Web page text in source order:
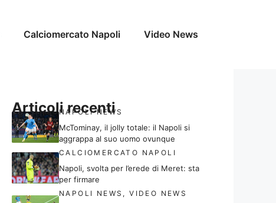
Calciomercato Napoli Video News
Articoli recenti
NAPOLI NEWS
McTominay, il jolly totale: il Napoli si
aggrappa al suo uomo ovunque
CALCIOMERCATO NAPOLI
Napoli, svolta per l’erede di Meret: sta
per firmare
NAPOLI NEWS ,VIDEO NEWS